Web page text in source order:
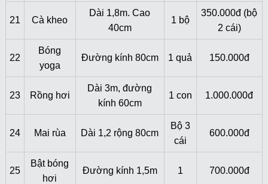
21 Cà kheo
Dài 1,8m. Cao
40cm
1 bộ
350.000đ (bộ
2 cái)
22
Bóng
yoga
Đường kính 80cm 1 quả 150.000đ
23 Rồng hơi
Dài 3m, đường
kính 60cm
1 con 1.000.000đ
24 Mai rùa Dài 1,2 rộng 80cm
Bộ 3
cái
600.000đ
25
Bật bóng
hơi
Đường kính 1,5m 1 700.000đ